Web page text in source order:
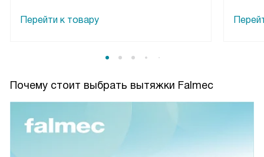
Перейти к товару
Почему стоит выбрать вытяжки Falmec